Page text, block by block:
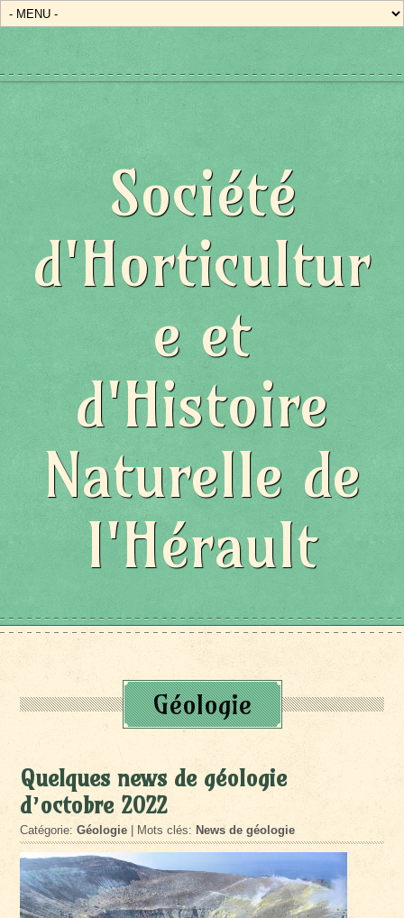
Société
d'Horticultur
e et
d'Histoire
Naturelle de
l'Hérault
Géologie
Quelques news de géologie
d’octobre 2022
Catégorie:Géologie | Mots clés: News de géologie